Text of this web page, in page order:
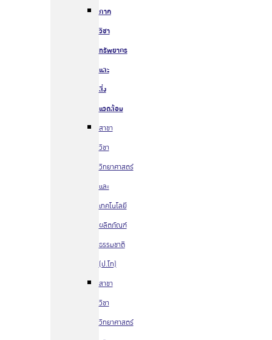
ภาค
วิชา
ทรัพยากร
และ
สิ่ง
แวดล้อม
สาขา
วิชา
วิทยาศาสตร์
และ
เทคโนโลยี
ผลิตภัณฑ์
ธรรมชาติ
(ป.โท)
สาขา
วิชา
วิทยาศาสตร์